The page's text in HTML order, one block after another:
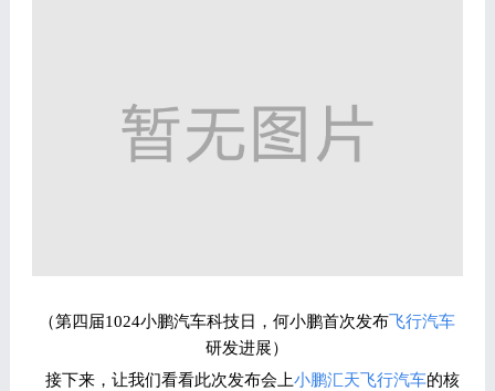
（第四届1024小鹏汽车科技日，何小鹏首次发布飞行汽车
研发进展）
接下来，让我们看看此次发布会上小鹏汇天飞行汽车的核